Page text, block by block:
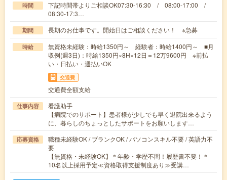
時間
下記時間帯よりご相談OK07:30-16:30 / 08:00-17:00 /
08:30-17:3…
期間 長期のお仕事です。開始日はご相談ください！ ※急募
時給
無資格未経験：時給1350円～ 経験者：時給1400円～ ■月
収例(週3日)：時給1350円×8H×12日＝12万9600円 ※前払
い・日払い・週払いOK
交通費
交通費全額支給
仕事内容
看護助手
【病院でのサポート】患者様が少しでも早く退院出来るよう
に、暮らしのちょっとしたサポートをお願いします…
応募資格
職種未経験OK / ブランクOK / パソコンスキル不要 / 英語力不
要
【無資格・未経験OK】＊年齢・学歴不問！履歴書不要！＊
10名以上採用予定≪資格取得支援制度あり≫受講…